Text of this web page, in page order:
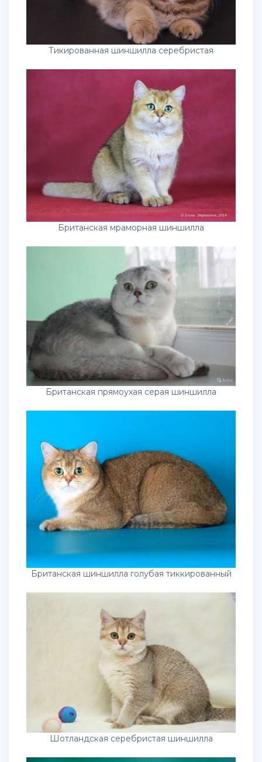
Тикированная шиншилла серебристая
Британская мраморная шиншилла
Британская прямоухая серая шиншилла
Британская шиншилла голубая тиккированный
Шотландская серебристая шиншилла